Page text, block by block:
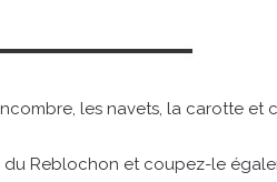
les navets, la carotte et
du Reblochon et coupez-le